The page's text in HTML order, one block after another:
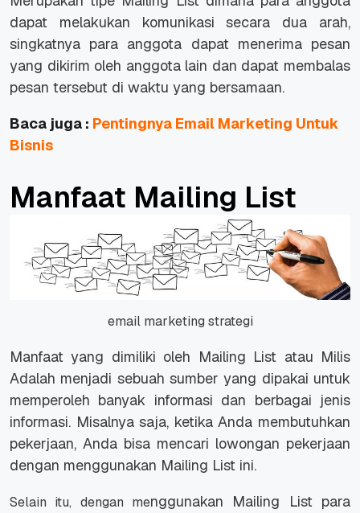
dapat melakukan komunikasi secara dua arah,
singkatnya para anggota dapat menerima pesan
yang dikirim oleh anggota lain dan dapat membalas
pesan tersebut di waktu yang bersamaan.
Baca juga : Pentingnya Email Marketing Untuk
Bisnis
Manfaat Mailing List
email marketing strategi
Manfaat yang dimiliki oleh Mailing List atau Milis
Adalah menjadi sebuah sumber yang dipakai untuk
memperoleh banyak informasi dan berbagai jenis
informasi. Misalnya saja, ketika Anda membutuhkan
pekerjaan, Anda bisa mencari lowongan pekerjaan
dengan menggunakan Mailing List ini.
Selain itu, dengan menggunakan Mailing List para